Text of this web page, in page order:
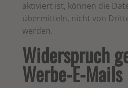
aktiviert ist, können die
übermitteln, nicht von
werden.
Widerspruch
Werbe-E-Mails